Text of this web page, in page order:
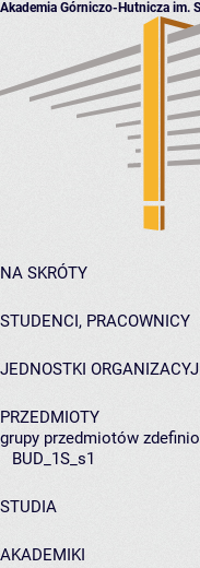
Akademia Górniczo-Hutnicza im.
NA SKRÓTY
STUDENCI, PRACOWNICY
JEDNOSTKI
PRZEDMIOTY
grupy przedmiotów
BUD_1S_s1
STUDIA
AKADEMIKI